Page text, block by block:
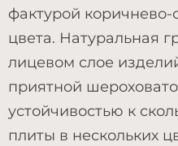
фактурой
цвета. Натуральная
лицевом слое
приятной
устойчивостью к
плиты в нескольких